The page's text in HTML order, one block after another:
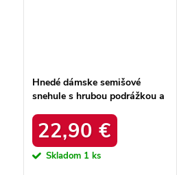
Hnedé dámske semišové
snehule s hrubou podrážkou a
produktu OO274A098
22,90 €
Skladom 1 ks